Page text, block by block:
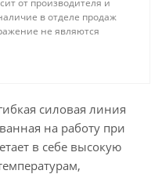
от производителя и
в отделе продаж
не являются
силовая линия
на работу при
в себе высокую